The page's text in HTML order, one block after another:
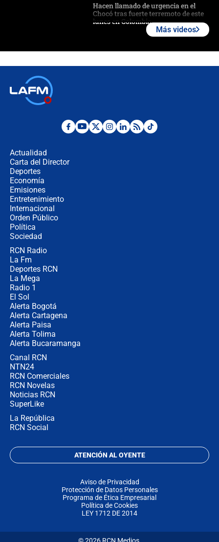
Hacen llamado de urgencia en el
Chocó tras fuerte terremoto de este
lunes en Colombia
Fuerte temblor en Colombia hoy:
Más videos
Actualidad
Carta del Director
Deportes
Economía
Emisiones
Entretenimiento
Internacional
Orden Público
Política
Sociedad
RCN Radio
La Fm
Deportes RCN
La Mega
Radio 1
El Sol
Alerta Bogotá
Alerta Cartagena
Alerta Paisa
Alerta Tolima
Alerta Bucaramanga
Canal RCN
NTN24
RCN Comerciales
RCN Novelas
Noticias RCN
SuperLike
La República
RCN Social
ATENCIÓN AL OYENTE
Aviso de Privacidad
Protección de Datos Personales
Programa de Ética Empresarial
Política de Cookies
LEY 1712 DE 2014
© 2026 RCN Medios.